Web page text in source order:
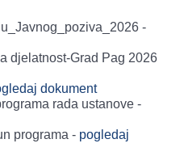
-
djelatnost-Grad Pag 2026
dokument
rada ustanove -
programa - pogledaj